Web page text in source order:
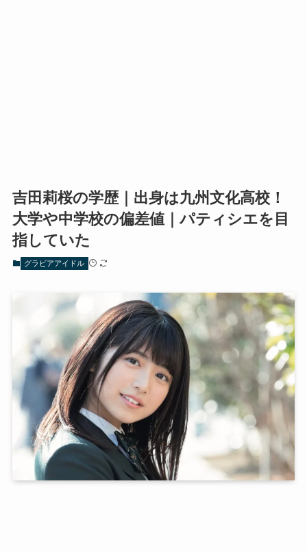
吉田莉桜の学歴｜出身は九州文化高校！
大学や中学校の偏差値｜パティシエを目
指していた
グラビアアイドル